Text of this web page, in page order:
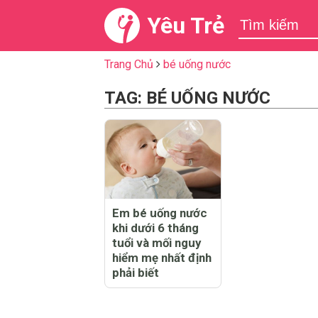
Yêu Trẻ
Trang Chủ bé uống nước
TAG: BÉ UỐNG NƯỚC
Em bé uống nước
khi dưới 6 tháng
tuổi và mối nguy
hiểm mẹ nhất định
phải biết